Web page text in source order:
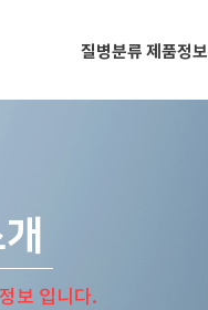
질병분류 제품정보
보 입니다.